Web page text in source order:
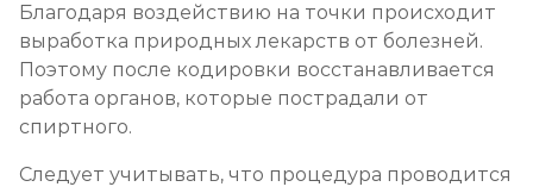
Благодаря воздействию на точки происходит
выработка природных лекарств от болезней.
Поэтому после кодировки восстанавливается
работа органов, которые пострадали от
спиртного.
Следует учитывать, что процедура проводится